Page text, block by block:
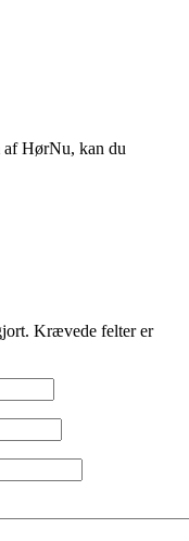
af HørNu, kan du
Krævede felter er